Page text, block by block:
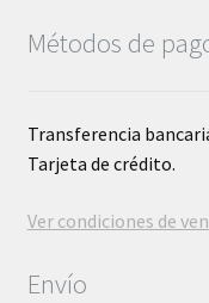
Métodos de
Transferencia
Tarjeta de crédito.
Ver condiciones de
Envío